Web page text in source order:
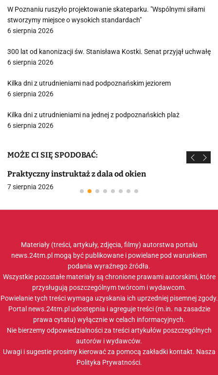
W Poznaniu ruszyło projektowanie skateparku. "Wspólnymi siłami
stworzymy miejsce o wysokich standardach"
6 sierpnia 2026
300 lat od kanonizacji św. Stanisława Kostki. Senat przyjął uchwałę
6 sierpnia 2026
Kilka dni z utrudnieniami nad podpoznańskim jeziorem
6 sierpnia 2026
Kilka dni z utrudnieniami na jednej z podpoznańskich plaż
6 sierpnia 2026
MOŻE CI SIĘ SPODOBAĆ:
Praktyczny instruktaż z dala od okien
7 sierpnia 2026
Materiały (treści, artykuły, zdjęcia, filmy) autorstwa portalu
news.24tm.pl mogą być publikowane i powielane pod warunkiem
podania wyraźnego źródła.
Wszystkie pozostałe materiały są chronione prawami autorskimi, które
przysługują poszczególnym twórcom i wydawcom.
Powielanie tych treści wymaga uzyskania ich uprzedniej pisemnej zgody.
Portal news.24tm.pl udostępnia i agreguje treści (m.in. na zasadzie
prawa cytatu) wyłącznie w celach informacyjnych.
Nie bierzemy odpowiedzialności za treści artykułów poszczególnych
autorów i wydawców.
Uwagi i sugestie prosimy kierować za pomocą zakładki kontakt. Nasza
Polityka Prywatności.